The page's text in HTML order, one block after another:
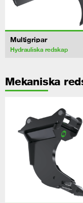
Multigripar
Hydrauliska redskap
Mekaniska